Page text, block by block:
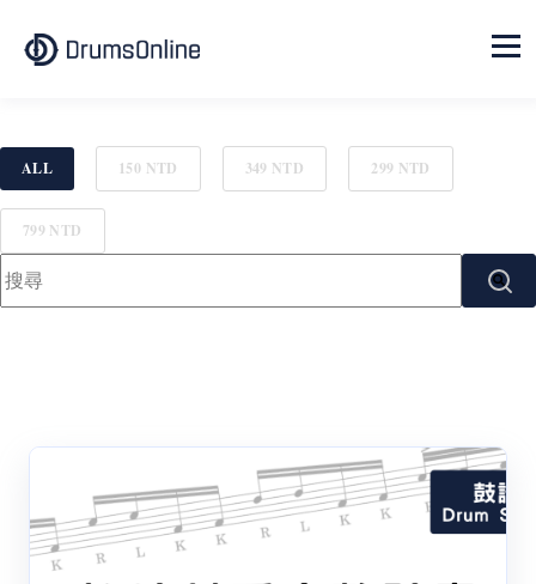
ALL 150 NTD 349 NTD 299 NTD
799 NTD